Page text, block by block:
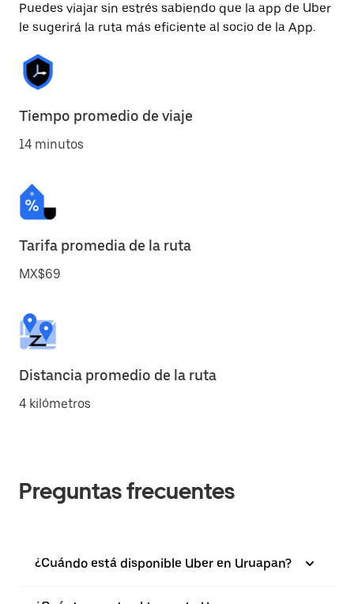
Puedes viajar sin estrés sabiendo que la app de Uber
le sugerirá la ruta más eficiente al socio de la App.
Tiempo promedio de viaje
14 minutos
Tarifa promedia de la ruta
MX$69
Distancia promedio de la ruta
4 kilómetros
Preguntas frecuentes
¿Cuándo está disponible Uber en Uruapan?